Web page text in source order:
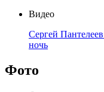
Видео
Сергей
ночь
Фото